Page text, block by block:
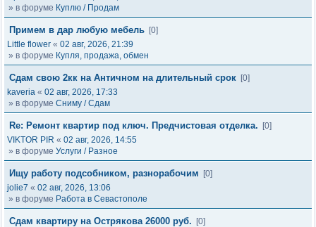
» в форуме Куплю / Продам
Примем в дар любую мебель [0]
Little flower « 02 авг, 2026, 21:39
» в форуме Купля, продажа, обмен
Сдам свою 2кк на Античном на длительный срок [0]
kaveria « 02 авг, 2026, 17:33
» в форуме Сниму / Сдам
Re: Ремонт квартир под ключ. Предчистовая отделка.
[0]
VIKTOR PIR « 02 авг, 2026, 14:55
» в форуме Услуги / Разное
Ищу работу подсобником, разнорабочим
[0]
jolie7 « 02 авг, 2026, 13:06
» в форуме Работа в Севастополе
Сдам квартиру на Острякова 26000 руб.
[0]